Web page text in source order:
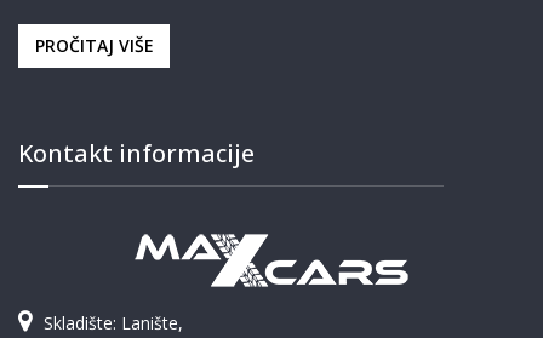
PROČITAJ VIŠE
Kontakt informacije
Skladište: Lanište,